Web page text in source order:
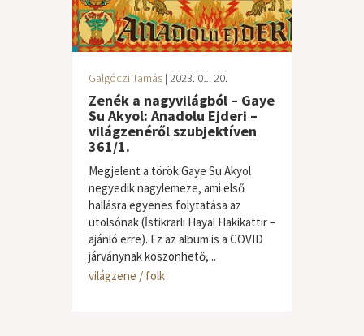
Galgóczi Tamás | 2023. 01. 20.
Zenék a nagyvilágból – Gaye
Su Akyol: Anadolu Ejderi –
világzenéről szubjektíven
361/1.
Megjelent a török Gaye Su Akyol
negyedik nagylemeze, ami első
hallásra egyenes folytatása az
utolsónak (İstikrarlı Hayal Hakikattir –
ajánló erre). Ez az album is a COVID
járványnak köszönhető,...
világzene / folk